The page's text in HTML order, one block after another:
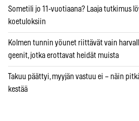
Sometili jo 11-vuotiaana? Laaja tutkimus
koetuloksiin
Kolmen tunnin yöunet riittävät vain
geenit, jotka erottavat heidät muista
Takuu päättyi, myyjän vastuu ei – näin
kestää